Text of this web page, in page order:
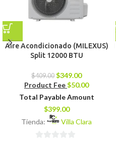
Aire Acondicionado (MILEXUS)
Split 12000 BTU
$409.00 $349.00
Product Fee$50.00
Total Payable Amount
$399.00
Tienda:
Villa Clara